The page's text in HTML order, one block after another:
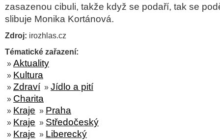
zasazenou cibuli, takže když se podaří, tak se
slibuje Monika Kortánová.
Zdroj: irozhlas.cz
Tématické zařazení:
» Aktuality
» Kultura
» Zdraví » Jídlo a pití
» Charita
» Kraje » Praha
» Kraje » Středočeský
» Kraje » Liberecký